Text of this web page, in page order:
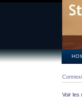
Voir les